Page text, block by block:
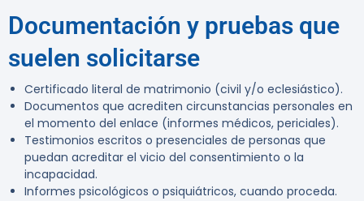
Documentación y pruebas que
suelen solicitarse
Certificado literal de matrimonio (civil y/o eclesiástico).
Documentos que acrediten circunstancias personales en
el momento del enlace (informes médicos, periciales).
Testimonios escritos o presenciales de personas que
puedan acreditar el vicio del consentimiento o la
incapacidad.
Informes psicológicos o psiquiátricos, cuando proceda.